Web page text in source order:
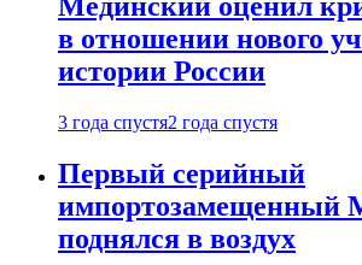
в отношении нового
истории России
3 года спустя2 года спустя
Первый серийный
импортозамещенный
поднялся в воздух